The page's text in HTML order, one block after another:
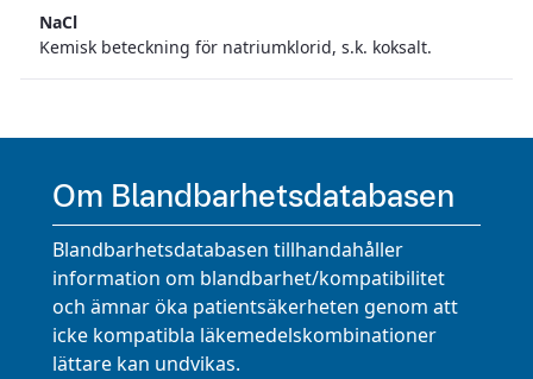
NaCl
Kemisk beteckning för natriumklorid, s.k. koksalt.
Om Blandbarhetsdatabasen
Blandbarhetsdatabasen tillhandahåller
information om blandbarhet/kompatibilitet
och ämnar öka patientsäkerheten genom att
icke kompatibla läkemedelskombinationer
lättare kan undvikas.